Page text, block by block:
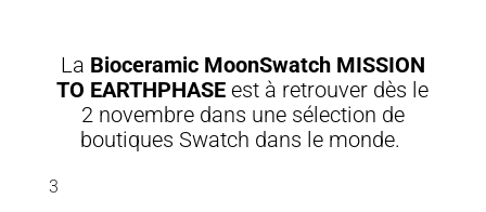
La Bioceramic MoonSwatch MISSION
TO EARTHPHASE est à retrouver dès le
2 novembre dans une sélection de
boutiques Swatch dans le monde.
3